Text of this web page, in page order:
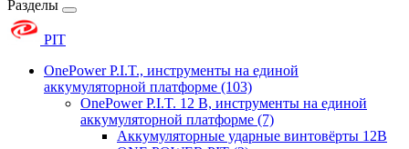
Разделы
PIT
OnePower P.I.T., инструменты на единой
аккумуляторной платформе (103)
OnePower P.I.T. 12 В, инструменты на единой
аккумуляторной платформе (7)
Аккумуляторные ударные винтовёрты 12В